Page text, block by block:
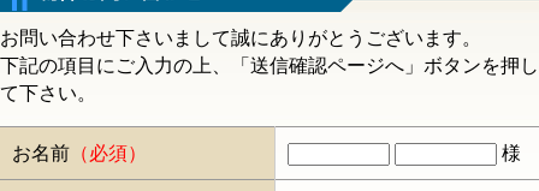
お問い合わせ下さいまして誠にありがとうございます。
下記の項目にご入力の上、「送信確認ページへ」ボタンを押し
て下さい。
お名前 （必須） 様